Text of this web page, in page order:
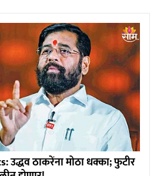
ठाकरेंना मोठा धक्का; फुटीर